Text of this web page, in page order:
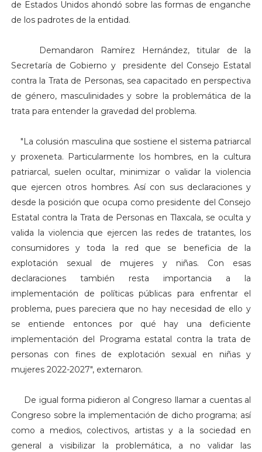
de Estados Unidos ahondó sobre las formas de enganche
de los padrotes de la entidad.
Demandaron Ramírez Hernández, titular de la
Secretaría de Gobierno y
presidente del Consejo Estatal
contra la Trata de Personas, sea capacitado en perspectiva
de género, masculinidades y sobre la problemática de la
trata para entender la gravedad del problema.
" La colusión masculina que sostiene el sistema patriarcal
y proxeneta. Particularmente los hombres, en la cultura
patriarcal, suelen ocultar, minimizar o validar la violencia
que ejercen otros hombres. Así con sus declaraciones y
desde la posición que ocupa como presidente del Consejo
Estatal contra la Trata de Personas en Tlaxcala, se oculta y
valida la violencia que ejercen las redes de tratantes, los
consumidores y toda la red que se beneficia de la
explotación sexual de mujeres y niñas. Con esas
declaraciones también resta importancia a la
implementación de políticas públicas para enfrentar el
problema, pues pareciera que no hay necesidad de ello y
se entiende entonces por qué hay una deficiente
implementación del Programa estatal contra la trata de
personas con fines de explotación sexual en niñas y
mujeres 2022-2027", externaron.
De igual forma pidieron al Congreso llamar a cuentas al
Congreso sobre la implementación de dicho programa; así
como a medios, colectivos, artistas y a la sociedad en
general a visibilizar la problemática, a no validar las